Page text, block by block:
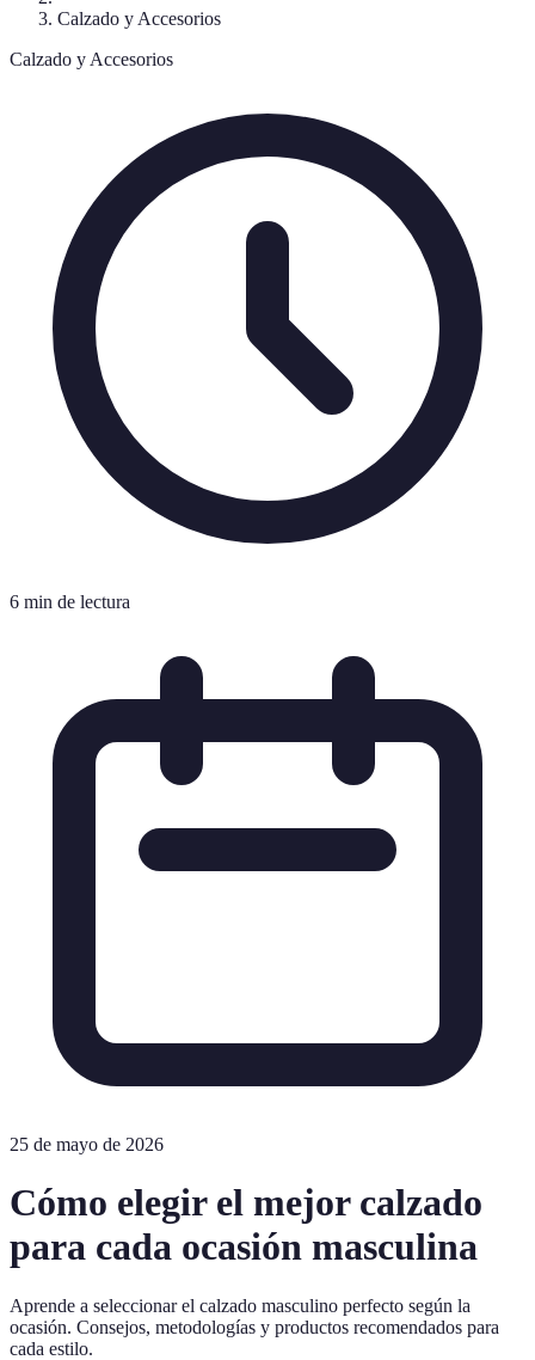
Calzado y Accesorios
Calzado y Accesorios
6 min de lectura
25 de mayo de 2026
Cómo elegir el mejor calzado
para cada ocasión masculina
Aprende a seleccionar el calzado masculino perfecto según la
ocasión. Consejos, metodologías y productos recomendados para
cada estilo.